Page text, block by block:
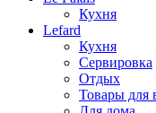
Кухня
Lefard
Кухня
Сервировка
Отдых
Товары для